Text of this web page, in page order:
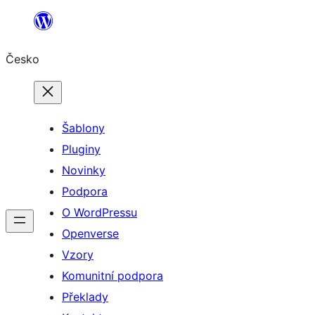
Přeskočit
obsah
Česko
Šablony
Pluginy
Novinky
Podpora
O WordPressu
Openverse
Vzory
Komunitní podpora
Překlady